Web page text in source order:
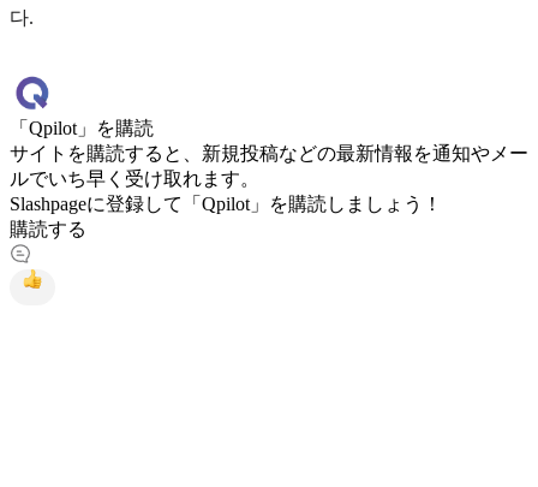
다.
「Qpilot」を購読
サイトを購読すると、新規投稿などの最新情報を通知やメー
ルでいち早く受け取れます。
Slashpageに登録して「Qpilot」を購読しましょう！
購読する